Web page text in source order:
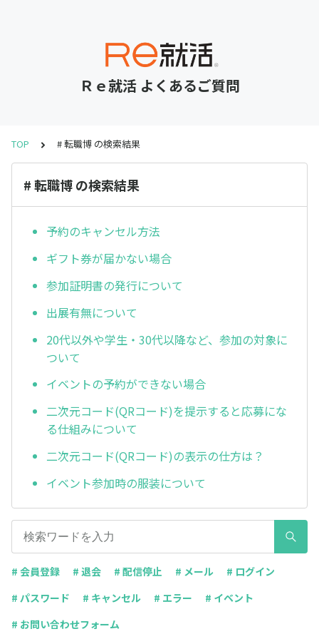
Ｒｅ就活 よくあるご質問
TOP # 転職博 の検索結果
# 転職博 の検索結果
予約のキャンセル方法
ギフト券が届かない場合
参加証明書の発行について
出展有無について
20代以外や学生・30代以降など、参加の対象に
ついて
イベントの予約ができない場合
二次元コード(QRコード)を提示すると応募にな
る仕組みについて
二次元コード(QRコード)の表示の仕方は？
イベント参加時の服装について
# 会員登録 # 退会 # 配信停止 # メール
# ログイン
# パスワード
# キャンセル # エラー
# イベント
# お問い合わせフォーム